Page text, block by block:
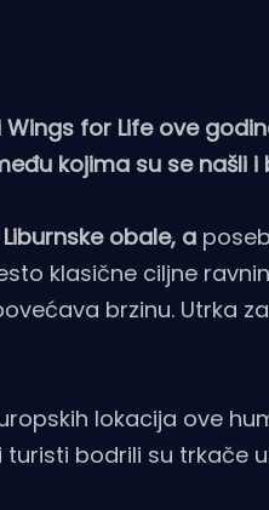
for Life ove
kojima su se našli
obale, a
klasične ciljne
brzinu. Utrka
lokacija ove
bodrili su trkače